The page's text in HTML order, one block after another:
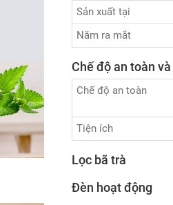
Sản xuất tại
Năm ra mắt
Chế độ an toàn
Chế độ an toàn
Tiện ích
Lọc bã trà
Đèn hoạt động